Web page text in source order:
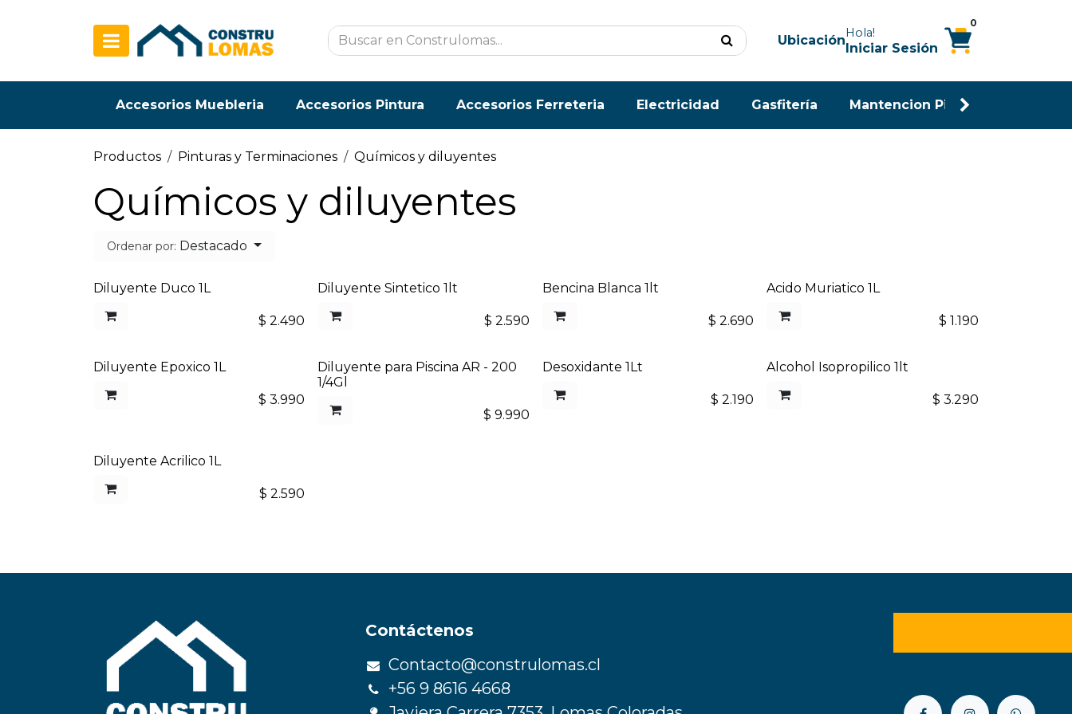
UbicaciónHola!
Iniciar Sesión
0
Accesorios Muebleria Accesorios Pintura Accesorios Ferreteria Electricidad Gasfitería Mantencion Piscina
Productos Pinturas y Terminaciones Químicos y diluyentes
Químicos y diluyentes
Ordenar por: Destacado
Diluyente Duco 1L
$2.490
Diluyente Sintetico 1lt
$ 2.590
Bencina Blanca 1lt
$2.690
Acido Muriatico 1L
$ 1.190
Diluyente Epoxico 1L
$3.990
Diluyente para Piscina AR - 200
1/4Gl
$ 9.990
Desoxidante 1Lt
$2.190
Alcohol Isopropilico 1lt
$ 3.290
Diluyente Acrilico 1L
$2.590
Contáctenos
Contacto@construlomas.cl
+56 9 8616 4668